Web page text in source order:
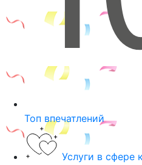
Топ впечатлений
Услуги в сфере